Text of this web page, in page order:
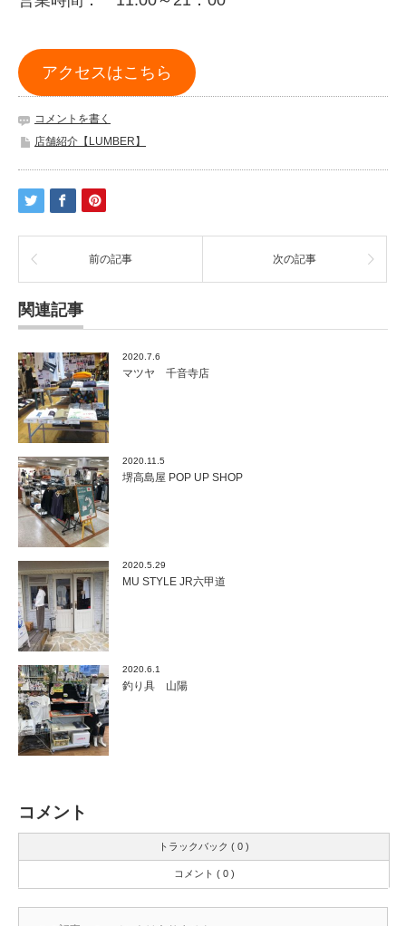
アクセスはこちら
コメントを書く
店舗紹介【LUMBER】
前の記事 次の記事
関連記事
2020.7.6
マツヤ 千音寺店
2020.11.5
堺高島屋 POP UP SHOP
2020.5.29
MU STYLE JR六甲道
2020.6.1
釣り具 山陽
コメント
トラックバック ( 0 )
コメント ( 0 )